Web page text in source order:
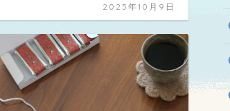
2025年10月9日